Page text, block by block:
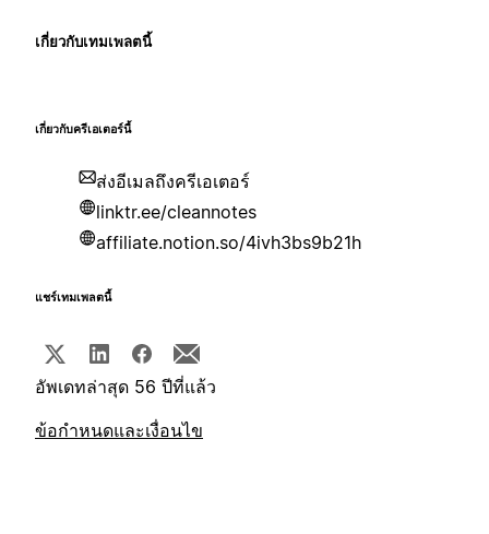
เกี่ยวกับเทมเพลตนี้
เกี่ยวกับครีเอเตอร์นี้
ส่งอีเมลถึงครีเอเตอร์
linktr.ee/cleannotes
affiliate.notion.so/4ivh3bs9b21h
แชร์เทมเพลตนี้
อัพเดทล่าสุด 56 ปีที่แล้ว
ข้อกำหนดและเงื่อนไข